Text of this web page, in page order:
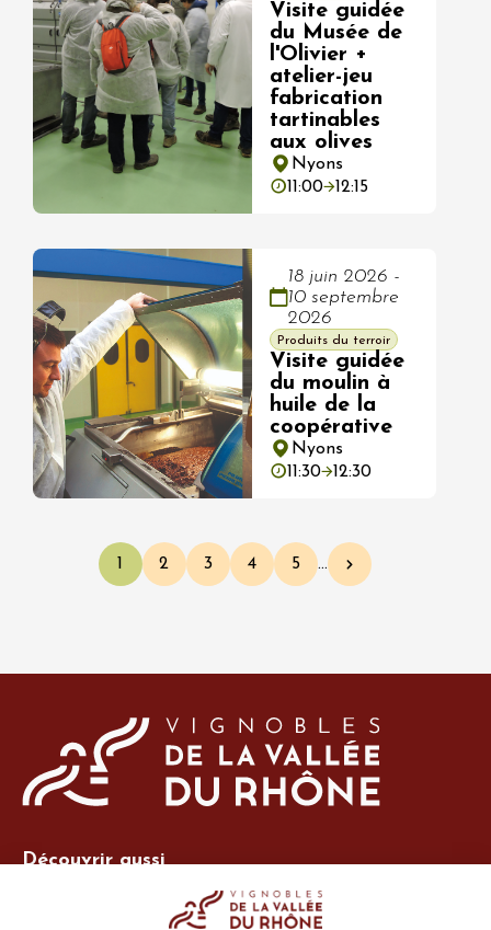
Visite guidée
du Musée de
l'Olivier +
atelier-jeu
fabrication
tartinables
aux olives
Nyons
11:00
12:15
18 juin 2026 -
10 septembre
2026
Produits du terroir
Visite guidée
du moulin à
huile de la
coopérative
Nyons
11:30
12:30
Pagination
Page courante
1 Page
2 Page
3 Page
4 Page
5 … Page suivante
Découvrir aussi